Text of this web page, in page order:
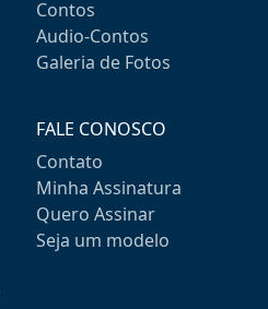
Contos
Audio-Contos
Galeria de Fotos
FALE CONOSCO
Contato
Minha Assinatura
Quero Assinar
Seja um modelo